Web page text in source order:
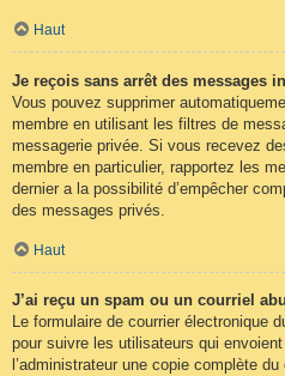
Haut
Je reçois sans arrêt des messages
Vous pouvez supprimer
membre en utilisant les filtres de
messagerie privée. Si vous recevez
membre en particulier, rapportez les
dernier a la possibilité d’empêcher
des messages privés.
Haut
J’ai reçu un spam ou un courriel
Le formulaire de courrier électronique
pour suivre les utilisateurs qui
l’administrateur une copie complète